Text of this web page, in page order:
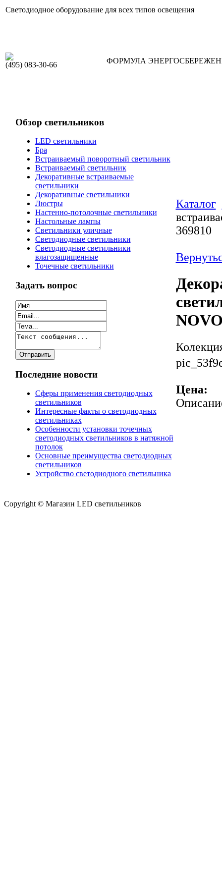
Светодиодное оборудование для всех типов освещения
(495) 083-30-66 ФОРМУЛА
Обзор светильников
LED светильники
Бра
Встраиваемый поворотный светильник
Встраиваемый светильник
Декоративные встраиваемые
светильники
Декоративные светильники
Люстры
Настенно-потолочные светильники
Настольные лампы
Светильники уличные
Светодиодные светильники
Светодиодные светильники
влагозащищенные
Точечные светильники
Задать вопрос
Последние новости
Сферы применения светодиодных
светильников
Интересные факты о светодиодных
светильниках
Особенности установки точечных
светодиодных светильников в натяжной
потолок
Основные преимущества светодиодных
светильников
Устройство светодиодного светильника
Каталог
369810
Цена:
Copyright © Магазин LED светильников